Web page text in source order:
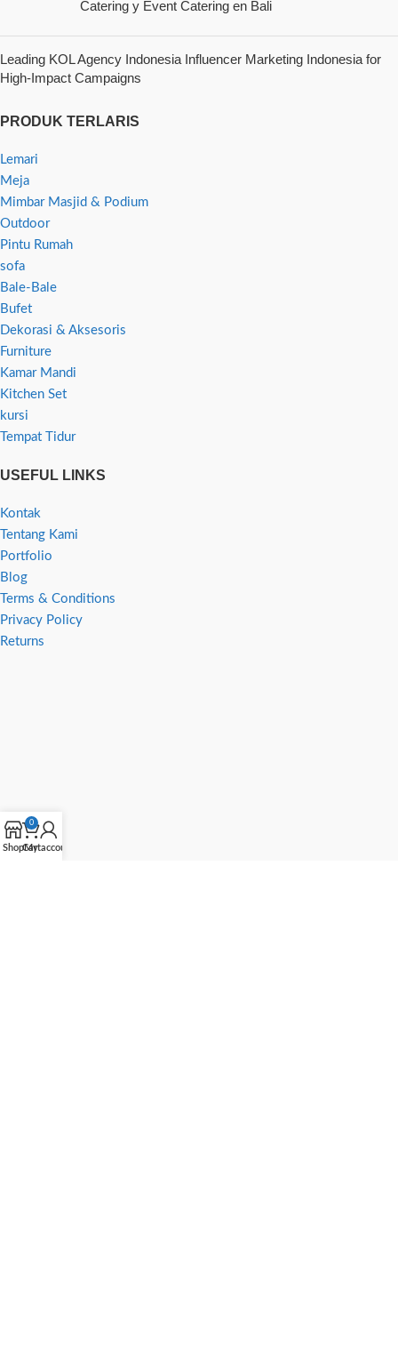
Catering y Event Catering en Bali
Leading KOL Agency Indonesia Influencer Marketing Indonesia for
High-Impact Campaigns
PRODUK TERLARIS
Lemari
Meja
Mimbar Masjid & Podium
Outdoor
Pintu Rumah
sofa
Bale-Bale
Bufet
Dekorasi & Aksesoris
Furniture
Kamar Mandi
Kitchen Set
kursi
Tempat Tidur
USEFUL LINKS
Kontak
Tentang Kami
Portfolio
Blog
Terms & Conditions
Privacy Policy
Returns
Shop
0
Cart
My account